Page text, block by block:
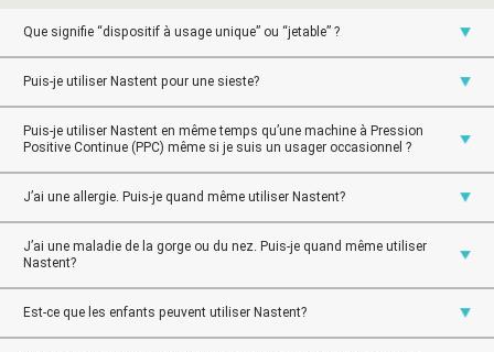
Que signifie “dispositif à usage unique” ou “jetable” ?
Puis-je utiliser Nastent pour une sieste?
Puis-je utiliser Nastent en même temps qu’une machine à Pression
Positive Continue (PPC) même si je suis un usager occasionnel ?
J’ai une allergie. Puis-je quand même utiliser Nastent?
J’ai une maladie de la gorge ou du nez. Puis-je quand même utiliser
Nastent?
Est-ce que les enfants peuvent utiliser Nastent?